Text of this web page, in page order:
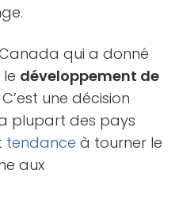
qui a donné
développement de
C’est une décision
plupart des pays
tendance à tourner le
aux